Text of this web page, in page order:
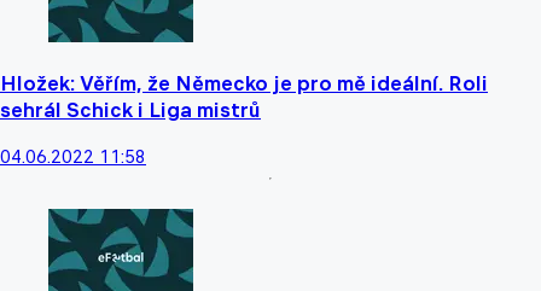
Hložek: Věřím, že Německo je pro mě ideální. Roli
sehrál Schick i Liga mistrů
04.06.2022 11:58